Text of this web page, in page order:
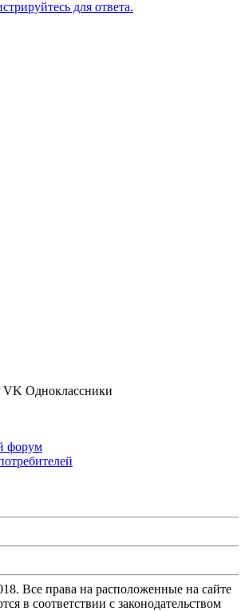
для ответа.
VK Одноклассники
форум
Все права на расположенные на сайте
в соответствии с законодательством